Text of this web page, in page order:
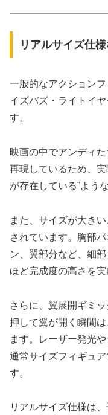
リアルサイズ仕
一般的なアクション
イズバズ・ライトイ
す。
映画の中でアンディ
再現しているため、
が存在している”よう
また、サイズが大き
されています。胸部
ン、翼部分など、細
ほど完成度の高さを実
さらに、翼展開ギミ
押して翼が開く瞬間
ます。レーザー発光
通常サイズフィギュ
す。
リアルサイズ仕様は